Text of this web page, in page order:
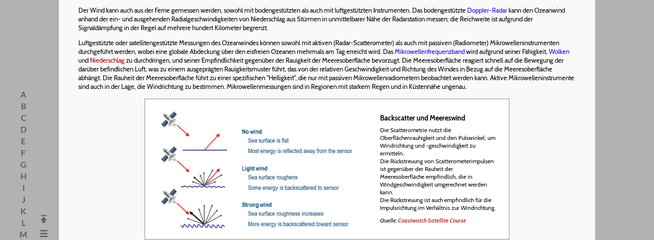
A
B
C
D
E
F
G
H
I
J
K
L
M
Der Wind kann auch aus der Ferne gemessen werden, sowohl mit bodengestützten als auch mit luftgestützten Instrumenten. Das bodengestützte Doppler-Radarkann den Ozeanwind
anhand der ein- und ausgehenden Radialgeschwindigkeiten von Niederschlag aus Stürmen in unmittelbarer Nähe der Radarstation messen; die Reichweite ist aufgrund der
Signaldämpfung in der Regel auf mehrere hundert Kilometer begrenzt.
Luftgestützte oder satellitengestützte Messungen des Ozeanwindes können sowohl mit aktiven (Radar-Scatterometer) als auch mit passiven (Radiometer) Mikrowelleninstrumenten
durchgeführt werden, wobei eine globale Abdeckung über den eisfreien Ozeanen mehrmals am Tag erreicht wird. DasMikrowellenfrequenzbandwird aufgrund seiner Fähigkeit, Wolken
und Niederschlagzu durchdringen, und seiner Empfindlichkeit gegenüber der Rauigkeit der Meeresoberfläche bevorzugt. Die Meeresoberfläche reagiert schnell auf die Bewegung der
darüber befindlichen Luft, was zu einem ausgeprägten Rauigkeitsmuster führt, das von der relativen Geschwindigkeit und Richtung des Windes in Bezug auf die Meeresoberfläche
abhängt. Die Rauheit der Meeresoberfläche führt zu einer spezifischen "Helligkeit", die nur mit passiven Mikrowellenradiometern beobachtet werden kann. Aktive Mikrowelleninstrumente
sind auch in der Lage, die Windrichtung zu bestimmen. Mikrowellenmessungen sind in Regionen mit starkem Regen und in Küstennähe ungenau.
Backscatter und Meereswind
Die Scatterometrie nutzt die
Oberflächenrauhigkeit und den Pulswinkel, um
Windrichtung und -geschwindigkeit zu
ermitteln.
Die Rückstreuung von Scatterometerimpulsen
ist gegenüber der Rauheit der
Meeresoberfläche empfindlich, die in
Windgeschwindigkeit umgerechnet werden
kann.
Die Rückstreuung ist auch empfindlich für die
Impulsrichtung im Verhältnis zur Windrichtung.
Quelle:Coastwatch Satellite Course